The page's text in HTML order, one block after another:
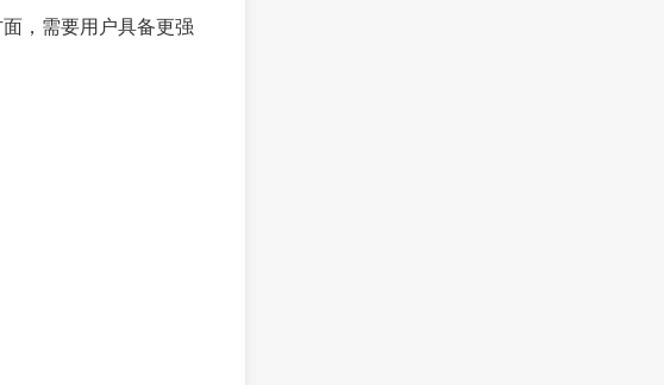
，需要用户具备更强